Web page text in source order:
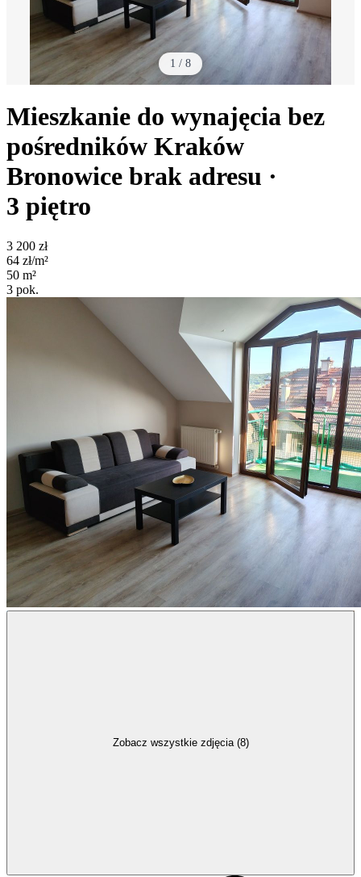
1 / 8
Mieszkanie do wynajęcia bez
pośredników Kraków
Bronowice brak adresu ·
3 piętro
3 200 zł
64 zł/m²
50 m²
3 pok.
Zobacz wszystkie zdjęcia (8)